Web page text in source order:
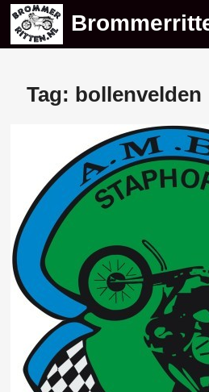
Skip
content
Tag: bollenvelden